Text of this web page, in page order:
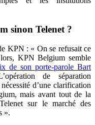
sinon Telenet ?
KPN : « On se refusait ce
KPN Belgium semble
de son porte-parole Bart
de séparation
d’une clarification
mais avant tout de la
sur le marché des
».